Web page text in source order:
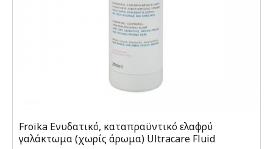
Froika Ενυδατικό, καταπραϋντικό ελαφρύ
γαλάκτωμα (χωρίς άρωμα) Ultracare Fluid